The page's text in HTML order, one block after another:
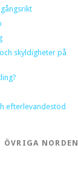
skyldigheter på
efterlevandestöd
ÖVRIGA NORDEN